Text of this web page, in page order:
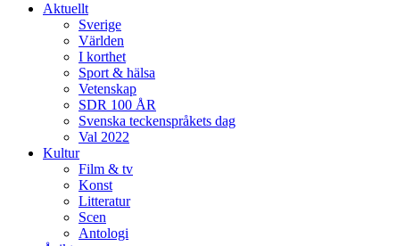
Aktuellt
Sverige
Världen
I korthet
Sport & hälsa
Vetenskap
SDR 100 ÅR
Svenska teckenspråkets dag
Val 2022
Kultur
Film & tv
Konst
Litteratur
Scen
Antologi